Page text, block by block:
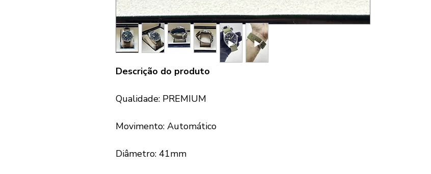
Descrição do produto
Qualidade: PREMIUM
Movimento: Automático
Diâmetro: 41mm